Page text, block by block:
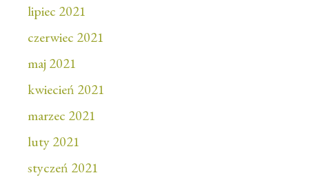
lipiec 2021
czerwiec 2021
maj 2021
kwiecień 2021
marzec 2021
luty 2021
styczeń 2021